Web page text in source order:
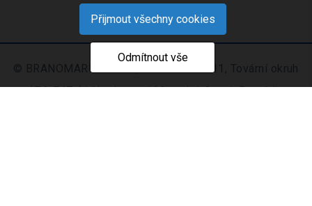
© BRANOMARKET s.r.o., IČO: 253 51 311, Tovární okruh
674, 747 41 Hradec nad Moravicí, Czech Republic
Přijmout všechny cookies
Odmítnout vše